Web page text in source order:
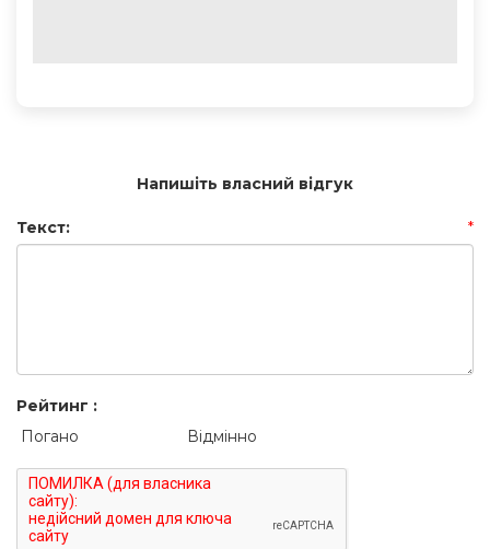
Напишіть власний відгук
Текст: *
Рейтинг :
Погано
Відмінно